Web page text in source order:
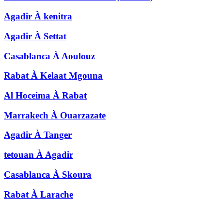
Agadir À kenitra
Agadir À Settat
Casablanca À Aoulouz
Rabat À Kelaat Mgouna
Al Hoceima À Rabat
Marrakech À Ouarzazate
Agadir À Tanger
tetouan À Agadir
Casablanca À Skoura
Rabat À Larache